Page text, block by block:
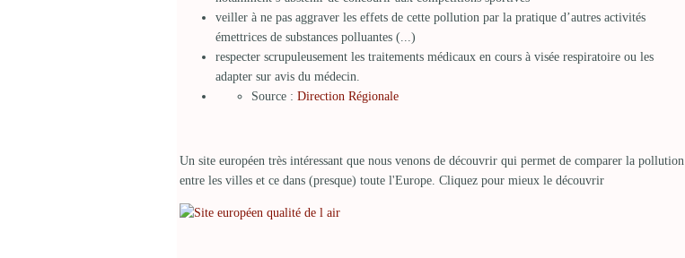
veiller à ne pas aggraver les effets de cette pollution par la pratique d’autres activités
émettrices de substances polluantes (...)
respecter scrupuleusement les traitements médicaux en cours à visée respiratoire ou les
adapter sur avis du médecin.
Source : Direction Régionale
Un site européen très intéressant que nous venons de découvrir qui permet de comparer la pollution
entre les villes et ce dans (presque) toute l'Europe. Cliquez pour mieux le découvrir